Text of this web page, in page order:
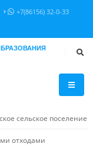
+7(86156) 32-0-33
сельское поселение
отходами